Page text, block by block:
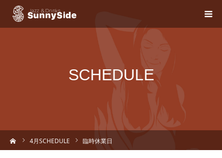
SCHEDULE
4月SCHEDULE 臨時休業日